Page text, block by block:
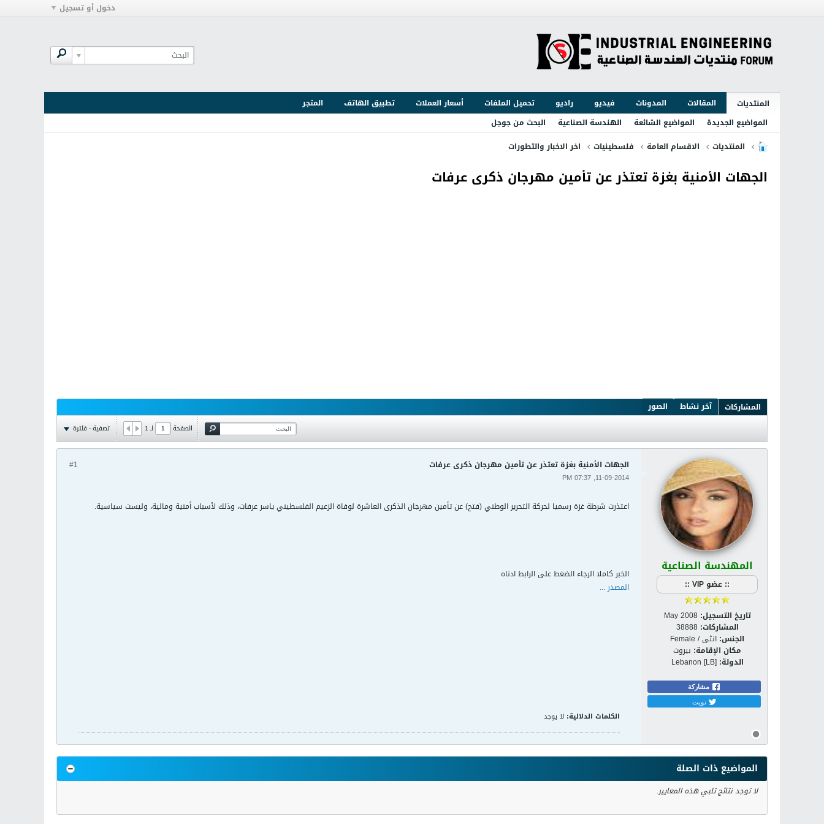
دخول أو تسجيل
المنتديات المقالات المدونات فيديو راديو تحميل الملفات أسعار العملات تطبيق الهاتف
المتجر
المواضيع الجديدة
المواضيع الشائعة الهندسة الصناعية
البحث من جوجل
المنتديات
الاقسام العامة فلسطينيات اخر الاخبار والتطورات
الجهات الأمنية بغزة تعتذر عن تأمين مهرجان ذكرى عرفات
المشاركات آخر نشاط الصور
الصفحة لـ1 تصفية - فلترة
المهندسة الصناعية
:: عضو VIP ::
تاريخ التسجيل: May 2008
المشاركات: 38888
الجنس: انثى / Female
مكان الإقامة: بيروت
الدولة: Lebanon [LB]
مشاركة
تويت
#1 الجهات الأمنية بغزة تعتذر عن تأمين مهرجان ذكرى عرفات
11-09-2014, 07:37 PM
اعتذرت شرطة غزة رسميا لحركة التحرير الوطني (فتح) عن تأمين مهرجان الذكرى العاشرة لوفاة الزعيم الفلسطيني ياسر عرفات، وذلك لأسباب أمنية ومالية، وليست سياسية.
الخبر كاملا الرجاء الضغط على الرابط ادناه
المصدر ...
الكلمات الدلالية: لا يوجد
المواضيع ذات الصلة
لا توجد نتائج تلبي هذه المعايير.